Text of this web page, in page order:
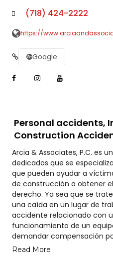
(718) 424-2222
https://
Google
Personal accidents,
Construction
Arcia & Associates, P.C. es
dedicados que se
que pueden ayudar a
de construcción a obtener
derecho. Ya sea que se
una caída en un lugar de
accidente relacionado con
funcionamiento de un
demandar compensación
Read More